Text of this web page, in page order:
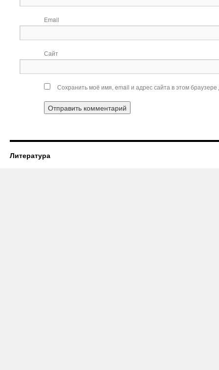
Сайт
Сохранить моё имя, email и адрес сайта в этом
Литература